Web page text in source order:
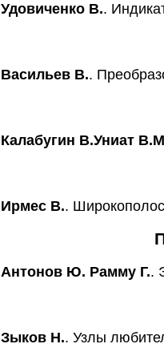
Удовиченко В..
Васильев В..
Калабугин В.Униат
Ирмес В..
Антонов Ю. Рамму Г..
Зыков Н.. Узлы